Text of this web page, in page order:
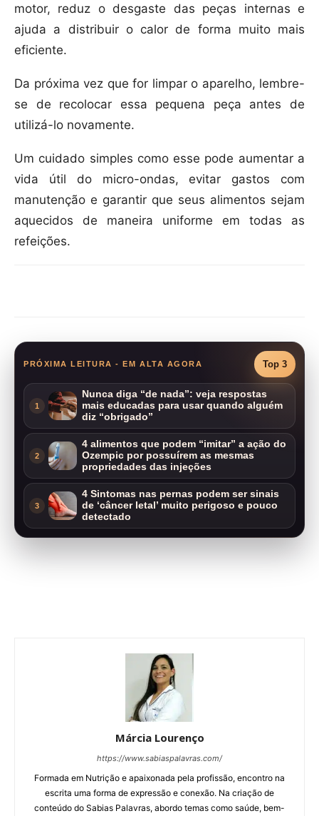
motor, reduz o desgaste das peças internas e
ajuda a distribuir o calor de forma muito mais
eficiente.
Da próxima vez que for limpar o aparelho, lembre-
se de recolocar essa pequena peça antes de
utilizá-lo novamente.
Um cuidado simples como esse pode aumentar a
vida útil do micro-ondas, evitar gastos com
manutenção e garantir que seus alimentos sejam
aquecidos de maneira uniforme em todas as
refeições.
PRÓXIMA LEITURA - EM ALTA AGORA Top 3
1
Nunca diga “de nada”: veja respostas
mais educadas para usar quando alguém
diz “obrigado”
2
4 alimentos que podem “imitar” a ação do
Ozempic por possuírem as mesmas
propriedades das injeções
3
4 Sintomas nas pernas podem ser sinais
de ‘câncer letal’ muito perigoso e pouco
detectado
Márcia Lourenço
https://www.sabiaspalavras.com/
Formada em Nutrição e apaixonada pela profissão, encontro na
escrita uma forma de expressão e conexão. Na criação de
conteúdo do Sabias Palavras, abordo temas como saúde, bem-